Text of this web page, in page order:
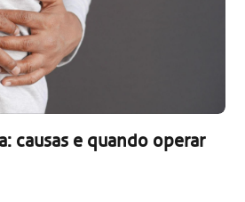
e exames
sempre a qualidade do
BP
causas e quando operar